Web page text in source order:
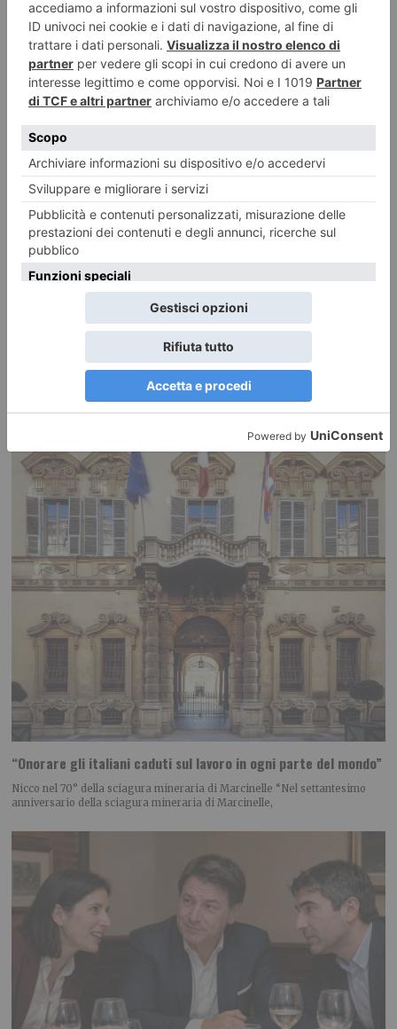
RECENTI:
Centro? No, grazie: serve una nuova visione riformatrice
POLITICA Leggi l’articolo su L’identità: Centro? No, grazie: serve una
nuova visione riformatrice Leggi qui le
“Onorare gli italiani caduti sul lavoro in ogni parte del mondo”
Nicco nel 70° della sciagura mineraria di Marcinelle “Nel settantesimo
anniversario della sciagura mineraria di Marcinelle,